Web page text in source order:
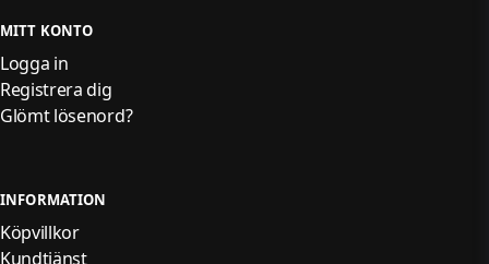
MITT KONTO
Logga in
Registrera dig
Glömt lösenord?
INFORMATION
Köpvillkor
Kundtjänst